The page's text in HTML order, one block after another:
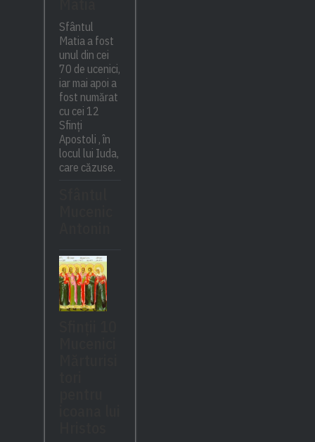
Sfântul
Matia a fost
unul din cei
70 de ucenici,
iar mai apoi a
fost numărat
cu cei 12
Sfinți
Apostoli , în
locul lui Iuda,
care căzuse.